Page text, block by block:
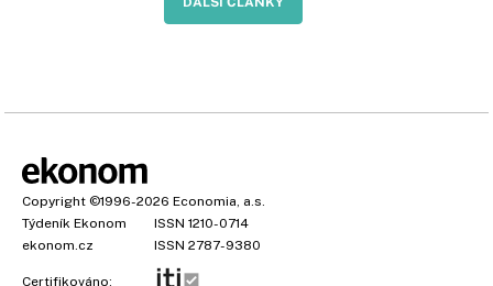
Copyright ©1996-2026 Economia, a.s.
Týdeník Ekonom
ISSN 1210-0714
ekonom.cz
ISSN 2787-9380
Certifikováno: